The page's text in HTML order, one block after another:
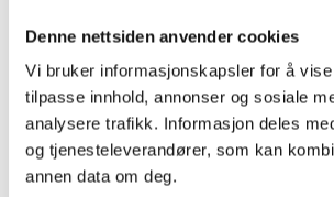
Denne nettsiden anvender cookies
Vi bruker informasjonskapsler for å
tilpasse innhold, annonser og sosiale
analysere trafikk. Informasjon deles
og tjenesteleverandører, som kan
annen data om deg.
Natur og Ungdoms leder Gaute
288
Taler
Grete Brochmanns tale til prisvinnerne
Gaute Eiterjords takketale